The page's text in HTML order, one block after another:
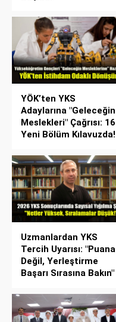
YÖK’ten YKS
Adaylarına "Geleceğin
Meslekleri" Çağrısı: 16
Yeni Bölüm Kılavuzda!
Uzmanlardan YKS
Tercih Uyarısı: "Puana
Değil, Yerleştirme
Başarı Sırasına Bakın"